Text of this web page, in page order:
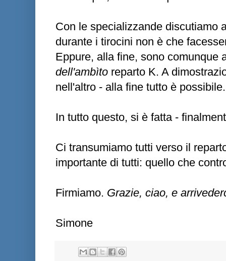
Con le specializzande discutiamo
durante i tirocini non è che
Eppure, alla fine, sono comunque
dell'ambìto reparto K. A
nell'altro - alla fine tutto è possibile.
In tutto questo, si è fatta -
Ci transumiamo tutti verso il
importante di tutti: quello che
Firmiamo. Grazie, ciao, e
Simone